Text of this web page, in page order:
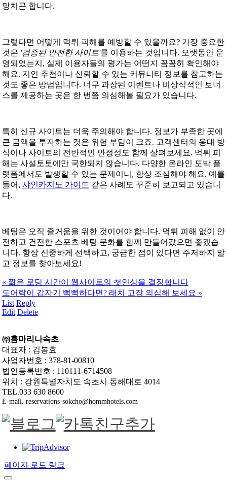
망치곤 합니다.
그렇다면 어떻게 먹튀 피해를 예방할 수 있을까요? 가장 중요한
것은 '검증된 안전한 사이트'를 이용하는 것입니다. 오랫동안 운
영되었는지, 실제 이용자들의 평가는 어떤지 꼼꼼히 확인해야
해요. 지인 추천이나 신뢰할 수 있는 커뮤니티 정보를 참고하는
것도 좋은 방법입니다. 너무 과장된 이벤트나 비상식적인 보너
스를 제공하는 곳은 한 번쯤 의심해볼 필요가 있습니다.
특히 신규 사이트는 더욱 주의해야 합니다. 정보가 부족한 곳에
큰 금액을 투자하는 것은 위험 부담이 크죠. 고객센터의 응대 방
식이나 사이트의 전반적인 안정성도 함께 살펴보세요. 먹튀 피
해는 사설토토에만 국한되지 않습니다. 다양한 온라인 도박 플
랫폼에서도 발생할 수 있는 문제이니, 항상 조심해야 해요. 예를
들어, 샤인카지노 가이드 같은 사례도 꾸준히 보고되고 있습니
다.
베팅은 오직 즐거움을 위한 것이어야 합니다. 먹튀 피해 없이 안
전하고 건전한 스포츠 베팅 문화를 함께 만들어갔으면 좋겠습
니다. 항상 신중하게 선택하고, 궁금한 점이 있다면 주저하지 말
고 정보를 찾아보세요!
« 짧은 로딩 시간이 웹사이트의 첫인상을 결정합니다
도어락이 갑자기 뻑뻑하다면? 래치 고장 의심해 보세요 »
List Reply
Edit Delete
㈜홈마리나속초
대표자 : 김봉효
사업자번호 : 378-81-00810
법인등록번호 : 110111-6714508
위치 : 강원특별자치도 속초시 동해대로 4014
TEL.033 630 8600
E-mail. reservations-sokcho@hommhotels.com
페이지 로드 링크